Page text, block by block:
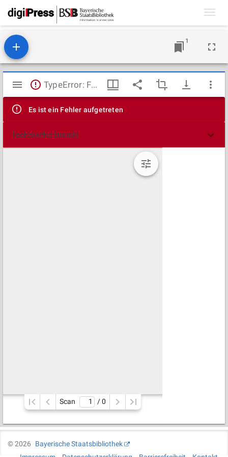
1
Mirador
Viewer
TypeError: Failed to fetch
Es ist ein Fehler aufgetreten
Technische Details
Scan / 0
©2026
Bayerische Staatsbibliothek